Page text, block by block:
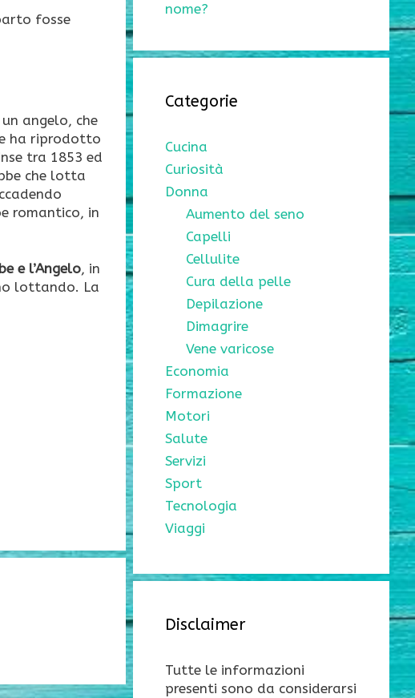
fosse
angelo, che
ha riprodotto
tra 1853 ed
che lotta
romantico, in
e l’Angelo, in
lottando. La
nome?
Categorie
Cucina
Curiosità
Donna
Aumento del seno
Capelli
Cellulite
Cura della pelle
Depilazione
Dimagrire
Vene varicose
Economia
Formazione
Motori
Salute
Servizi
Sport
Tecnologia
Viaggi
Disclaimer
Tutte le informazioni
presenti sono da considerarsi